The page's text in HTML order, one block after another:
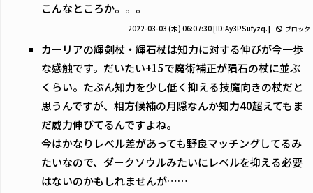
こんなところか。。。
2022-03-03 (木) 06:07:30[ID:Ay3PSufyzq.] ブロック
カーリアの輝剣杖・輝石杖は知力に対する伸びが今一歩
な感触です。だいたい+15で魔術補正が隕石の杖に並ぶ
くらい。たぶん知力を少し低く抑える技魔向きの杖だと
思うんですが、相方候補の月隠なんか知力40超えてもま
だ威力伸びてるんですよね。
今はかなりレベル差があっても野良マッチングしてるみ
たいなので、ダークソウルみたいにレベルを抑える必要
はないのかもしれませんが……